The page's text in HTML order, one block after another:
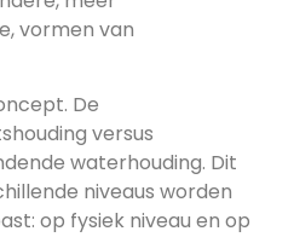
vormen van
. De
versus
waterhouding. Dit
niveaus worden
op fysiek niveau en op